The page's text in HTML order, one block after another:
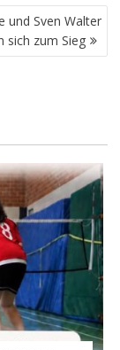
und Sven Walter
sich zum Sieg